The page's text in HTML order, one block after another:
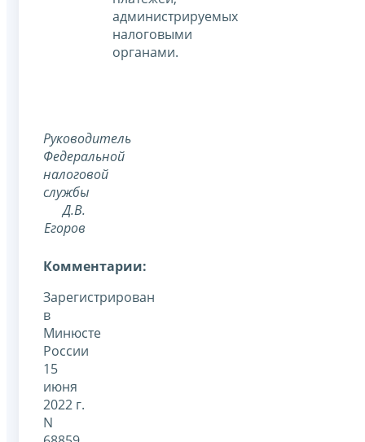
администрируемых
налоговыми
органами.
Руководитель
Федеральной
налоговой
службы
Д.В.
Егоров
Комментарии:
Зарегистрирован
в
Минюсте
России
15
июня
2022 г.
N